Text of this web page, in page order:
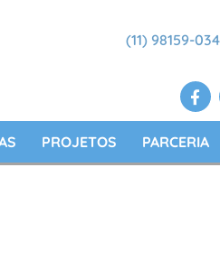
(11) 98159-
PROJETOS PARCERIA